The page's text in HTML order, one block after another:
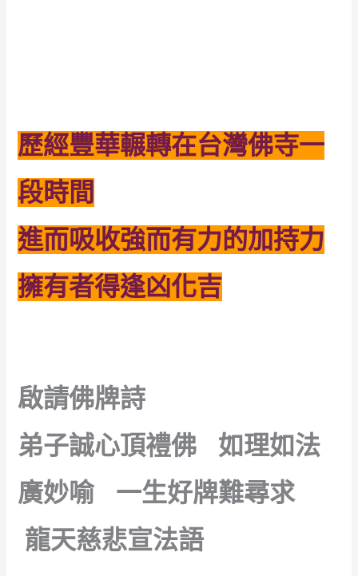
歷經豐華輾轉在台灣佛寺一
段時間
進而吸收強而有力的加持力
擁有者得逢凶化吉
啟請佛牌詩
弟子誠心頂禮佛 如理如法
廣妙喻 一生好牌難尋求
龍天慈悲宣法語